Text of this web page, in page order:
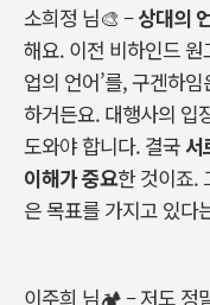
소희정 님🎨 – 상대의
해요. 이전 비하인드
업의 언어’를,구겐하임
하거든요. 대행사의 입
도와야 합니다. 결국서
이해가 중요한 것이죠.
은 목표를 가지고 있다
이주희 님🏕–저도 정